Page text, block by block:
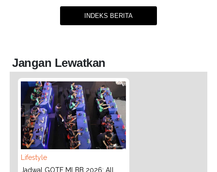
INDEKS BERITA
Jangan Lewatkan
Lifestyle
Jadwal GOTF MLBB 2026: All